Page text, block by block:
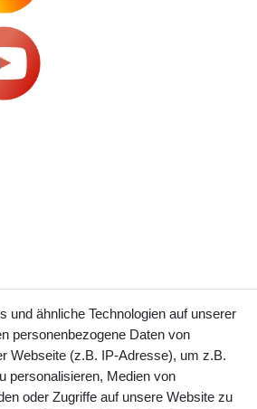
460 400
und ähnliche Technologien auf unserer
personenbezogene Daten von
Webseite (z.B. IP-Adresse), um z.B.
personalisieren, Medien von
oder Zugriffe auf unsere Website zu